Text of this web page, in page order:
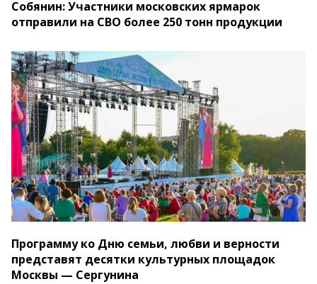
Собянин: Участники московских ярмарок
отправили на СВО более 250 тонн продукции
Программу ко Дню семьи, любви и верности
представят десятки культурных площадок
Москвы — Сергунина